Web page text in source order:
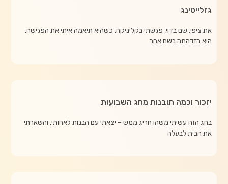
גזלייטינג
את ציפי, שם בדוי, פגשתי בקליניקה. כשהיא תיאמה איתי את הפגישה,
היא הזדהתה בשם אחר
יזכור וכמה תובנות מחג השבועות
בחג הזה עשיתי משהו חריג ממש – יצאתי עם הבנות לאחותי, והשארתי
את הבית לבעלה